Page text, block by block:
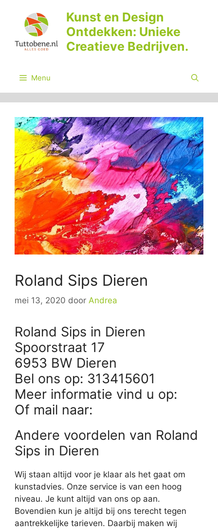
inhoud
Kunst en Design
Ontdekken: Unieke
Creatieve Bedrijven.
Menu
Roland Sips Dieren
mei 13, 2020 door Andrea
Roland Sips in Dieren
Spoorstraat 17
6953 BW Dieren
Bel ons op: 313415601
Meer informatie vind u op:
Of mail naar:
Andere voordelen van Roland
Sips in Dieren
Wij staan altijd voor je klaar als het gaat om
kunstadvies. Onze service is van een hoog
niveau. Je kunt altijd van ons op aan.
Bovendien kun je altijd bij ons terecht tegen
aantrekkelijke tarieven. Daarbij maken wij